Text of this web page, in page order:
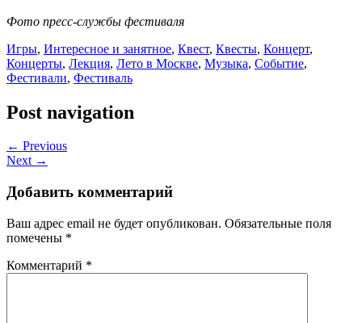
Фото пресс-службы фестиваля
Игры, Интересное и занятное, Квест, Квесты, Концерт,
Концерты, Лекция, Лето в Москве, Музыка, Событие,
Фестивали, Фестиваль
Post navigation
← Previous
Next →
Добавить комментарий
Ваш адрес email не будет опубликован. Обязательные поля
помечены *
Комментарий *